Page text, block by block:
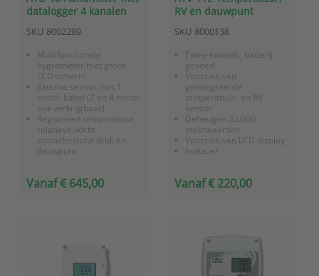
datalogger 4 kanalen
dauwpunt en
atmosferische druk
SKU 8002289
Multifunctionele
hygrometer met groot
LCD-scherm
Externe sensor met 1
meter kabel (2 en 4 meter
ook verkrijgbaar)
Registreert temperatuur,
relatieve vocht,
atmosferische druk en
dauwpunt
grenswaardeoverschrijding
Vanaf € 645,00
RV en dauwpunt
sensoren
SKU 8000138
Twee-kanaals, batterij
gevoed
Voorzien van
geintegreerde
temperatuur- en RV
sensor
Geheugen 32.000
meetwaarden
Voorzien van LCD display
Inclusief
Vanaf € 220,00